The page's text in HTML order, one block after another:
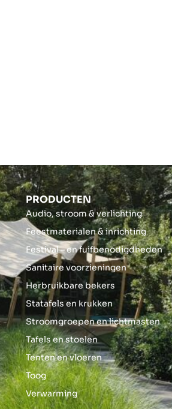
PRODUCTEN
Audio, stroom & verlichting
Feestmaterialen & inrichting
Festival – en fuifbenodigdheden
Sanitaire voorzieningen
Herbruikbare bekers
Statafels en krukken
Stroomgroepen en lichtmasten
Tafels en stoelen
Tenten en vloeren
Toog
Verwarming